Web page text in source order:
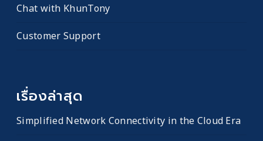
Chat with KhunTony
Customer Support
เรื่องล่าสุด
Simplified Network Connectivity in the Cloud Era